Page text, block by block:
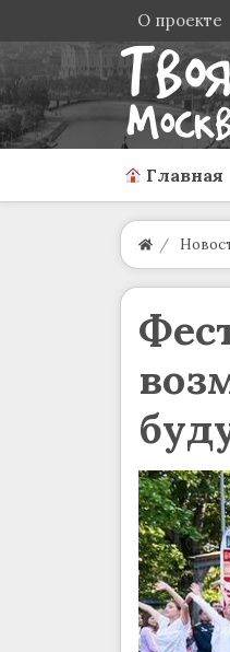
О проекте
Главная